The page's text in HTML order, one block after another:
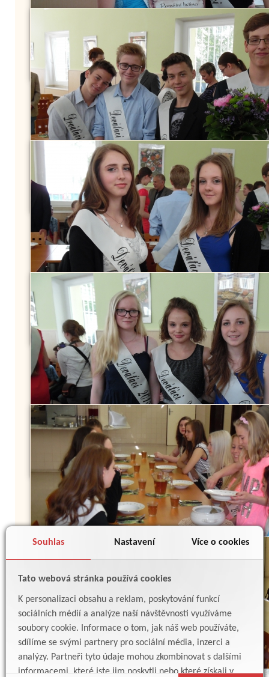
Souhlas Nastavení Více o cookies
Tato webová stránka používá cookies
K personalizaci obsahu a reklam, poskytování funkcí
sociálních médií a analýze naší návštěvnosti využíváme
soubory cookie. Informace o tom, jak náš web používáte,
sdílíme se svými partnery pro sociální média, inzerci a
analýzy. Partneři tyto údaje mohou zkombinovat s dalšími
informacemi, které jste jim poskytli nebo které získali v